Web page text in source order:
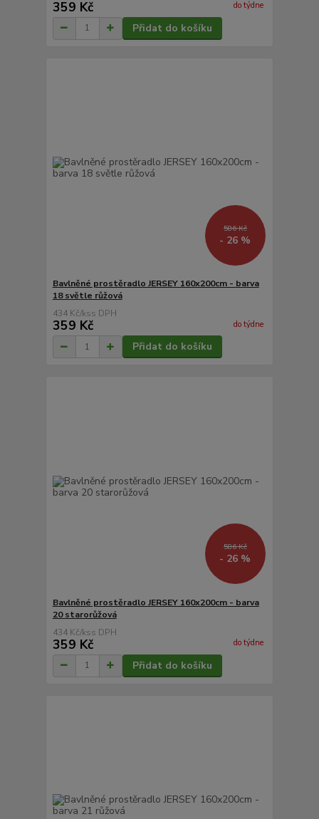
359 Kč do týdne
Přidat do košíku
586 Kč
- 26 %
Bavlněné prostěradlo JERSEY 160x200cm - barva
18 světle růžová
434 Kč/ks
359 Kč do týdne
Přidat do košíku
586 Kč
- 26 %
Bavlněné prostěradlo JERSEY 160x200cm - barva
20 starorůžová
434 Kč/ks
359 Kč do týdne
Přidat do košíku